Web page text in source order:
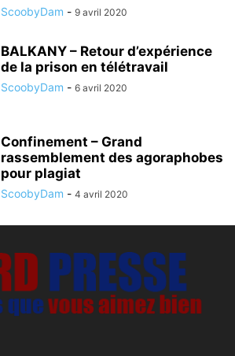
ScoobyDam - 9 avril 2020
BALKANY – Retour d’expérience
de la prison en télétravail
ScoobyDam - 6 avril 2020
Confinement – Grand
rassemblement des agoraphobes
pour plagiat
ScoobyDam - 4 avril 2020